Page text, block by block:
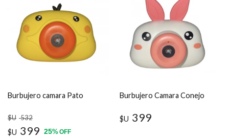
Burbujero camara Pato
$U 532
$U 399 25%OFF
Burbujero Camara Conejo
$U 399